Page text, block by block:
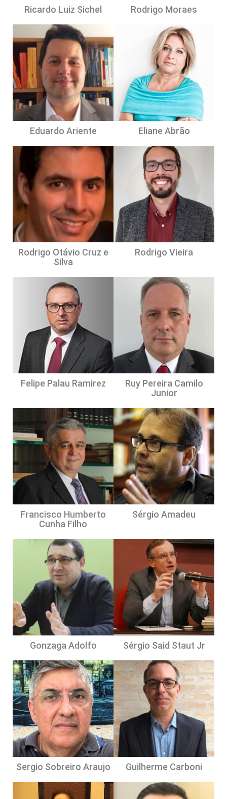
Ricardo Luiz Sichel Rodrigo Moraes
Eduardo Ariente Eliane Abrão
Rodrigo Otávio Cruz e
Silva
Rodrigo Vieira
Felipe Palau Ramirez
Ruy Pereira Camilo
Junior
Francisco Humberto
Cunha Filho
Sérgio Amadeu
Gonzaga Adolfo Sérgio Said Staut Jr
Sergio Sobreiro Araujo Guilherme Carboni